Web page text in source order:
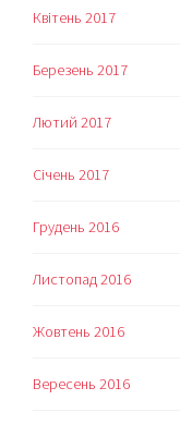
Квітень 2017
Березень 2017
Лютий 2017
Січень 2017
Грудень 2016
Листопад 2016
Жовтень 2016
Вересень 2016